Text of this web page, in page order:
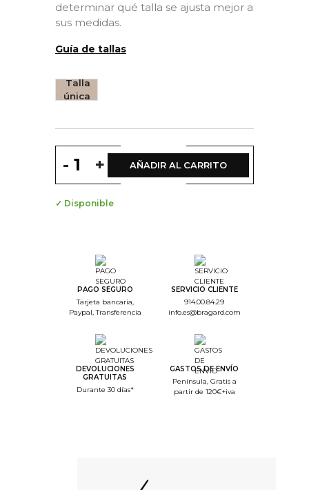
determinar qué talla se ajusta mejor a
sus medidas.
Guía de tallas
Talla
única
- + AÑADIR AL CARRITO
✓ Disponible
PAGO SEGURO
Tarjeta bancaria,
Paypal, Transferencia
SERVICIO CLIENTE
914.00.84.29
info.es@bragard.com
DEVOLUCIONES
GRATUITAS
Durante 30 días*
GASTOS DE ENVÍO
Península, Gratis a
partir de 120€+iva